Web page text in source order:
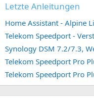
Letzte Anleitungen
Home Assistant - Alpine
Telekom Speedport -
Telekom Speedport Pro
Telekom Speedport Pro